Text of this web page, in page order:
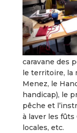
Depuis 10
ont été
Certains de
participent de
le pays de
caravane des
le territoire, la
Menez, le
handicap), le
pêche et
à laver les
locales, etc.